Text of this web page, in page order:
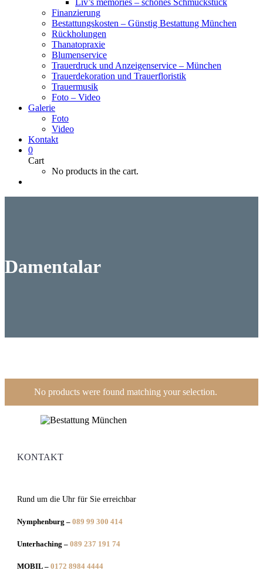
Liv’s memories – schönes Schmuckstück
Finanzierung
Bestattungskosten – Günstig Bestattung München
Rückholungen
Thanatopraxie
Blumenservice
Trauerdruck und Anzeigenservice – München
Trauerdekoration und Trauerfloristik
Trauermusik
Foto – Video
Galerie
Foto
Video
Kontakt
0
Cart
No products in the cart.
Damentalar
No products were found matching your selection.
KONTAKT
Rund um die Uhr für Sie erreichbar
Nymphenburg – 089 99 300 414
Unterhaching – 089 237 191 74
MOBIL – 0172 8984 4444